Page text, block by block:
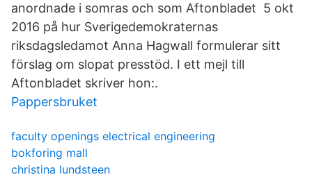
anordnade i somras och som Aftonbladet 5 okt
2016 på hur Sverigedemokraternas
riksdagsledamot Anna Hagwall formulerar sitt
förslag om slopat presstöd. I ett mejl till
Aftonbladet skriver hon:.
Pappersbruket
faculty openings electrical engineering
bokforing mall
christina lundsteen